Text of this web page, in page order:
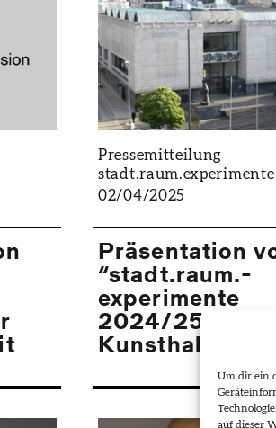
Um dir ein
auf dieser
Pressemitteilung
stadt.raum.­experimente
02/04/2025
Präsentation
“stadt.raum.­
experimente
2024/25” in
Kunsthalle